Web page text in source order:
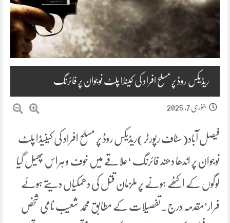
ریڈیکس روڈ پر مسلح افراد کی کینڈا پلٹ نوجوان پر فائرنگ
جنوری 7, 2025
فیصل آباد(سٹاف رپورٹر)ریڈیکس روڈ پر مسلح افراد کی کینیڈا پلٹ
نوجوان پر اندھا دھند فائرنگ ‘علاقے میں خوف و ہراس پھیل گیا
لوگوں کے اکٹھے ہونے پر ملزمان قتل کی دھمکیاں دیتے ہوئے
فرار’مقدمہ درج۔تفصیلات کے مطابق محمد شعیب نامی شخص